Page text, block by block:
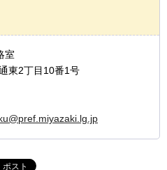
室
東2丁目10番1号